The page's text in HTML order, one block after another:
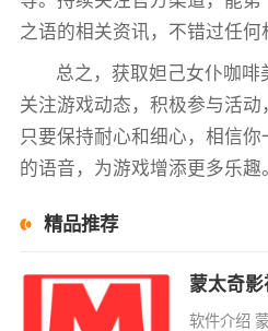
之语的相关资讯，不错过任何
总之，获取妲己女仆咖啡
关注游戏动态，积极参与活动
只要保持耐心和细心，相信
的语音，为游戏增添更多乐趣
精品推荐
蒙太奇